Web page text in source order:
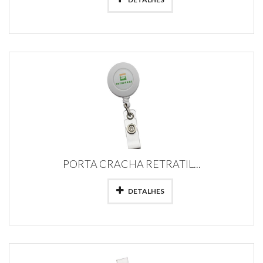
PORTA CRACHA RETRATIL...
DETALHES